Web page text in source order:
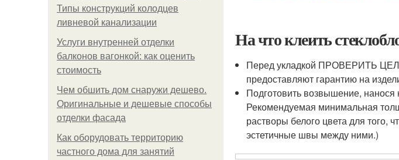
Типы конструкций колодцев
ливневой канализации
Услуги внутренней отделки
балконов вагонкой: как оценить
стоимость
Чем обшить дом снаружи дешево.
Оригинальные и дешевые способы
отделки фасада
Как оборудовать территорию
частного дома для занятий
На что клеить
Перед укладкой ПРОВЕРИТЬ
предоставляют гарантию на
Подготовить возвышение,
Рекомендуемая минимальная
растворы белого цвета для того,
эстетичные швы между ними.)